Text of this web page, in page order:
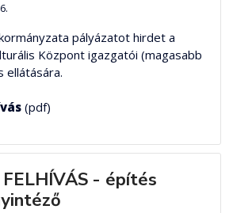
pályázatot hirdet a
Központ igazgatói (magasabb
ellátására.
(pdf)
FELHÍVÁS - építés